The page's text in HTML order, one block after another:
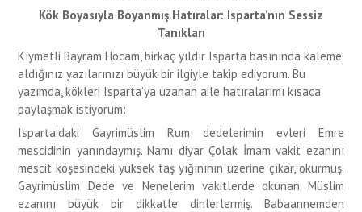
Kök Boyasıyla Boyanmış Hatıralar: Isparta’nın Sessiz
Tanıkları
Kıymetli Bayram Hocam, birkaç yıldır Isparta basınında kaleme
aldığınız yazılarınızı büyük bir ilgiyle takip ediyorum. Bu
yazımda, kökleri Isparta’ya uzanan aile hatıralarımı kısaca
paylaşmak istiyorum:
Isparta’daki Gayrimüslim Rum dedelerimin evleri Emre
mescidinin yanındaymış. Namı diyar Çolak İmam vakit ezanını
mescit köşesindeki yüksek taş yığınının üzerine çıkar, okurmuş.
Gayrimüslim Dede ve Nenelerim vakitlerde okunan Müslim
ezanını büyük bir dikkatle dinlerlermiş. Babaannemden